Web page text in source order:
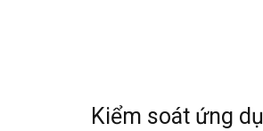
Kiểm soát ứng